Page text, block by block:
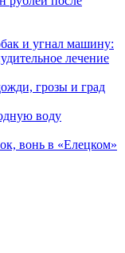
и угнал машину:
лечение
грозы и град
воду
вонь в «Елецком»